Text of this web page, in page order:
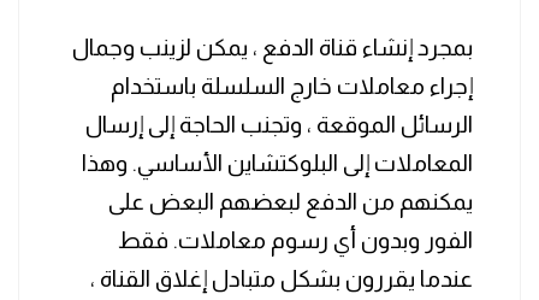
بمجرد إنشاء قناة الدفع ، يمكن لزينب وجمال
إجراء معاملات خارج السلسلة باستخدام
الرسائل الموقعة ، وتجنب الحاجة إلى إرسال
المعاملات إلى البلوكتشاين الأساسي. وهذا
يمكنهم من الدفع لبعضهم البعض على
الفور وبدون أي رسوم معاملات. فقط
عندما يقررون بشكل متبادل إغلاق القناة ،